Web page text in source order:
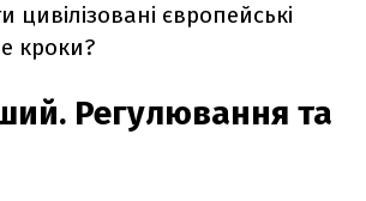
цивілізовані європейські
кроки?
Регулювання та